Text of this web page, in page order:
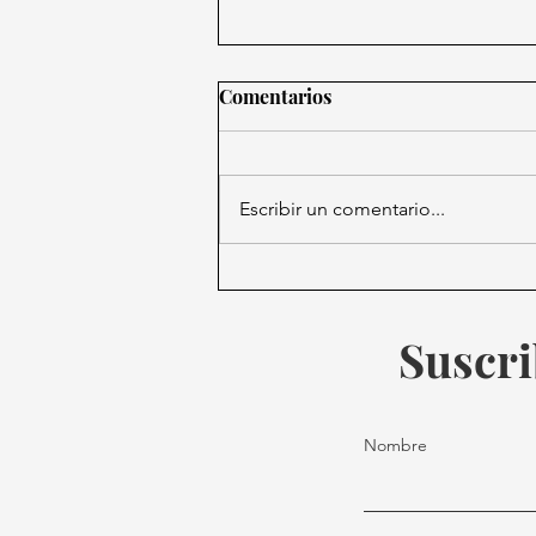
Comentarios
Escribir un comentario...
Nombre